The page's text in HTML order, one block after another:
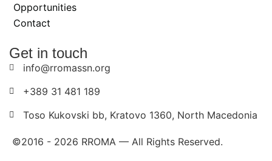
Opportunities
Contact
Get in touch
info@rromassn.org
+389 31 481 189
Toso Kukovski bb, Kratovo 1360, North Macedonia
©2016 - 2026 RROMA — All Rights Reserved.